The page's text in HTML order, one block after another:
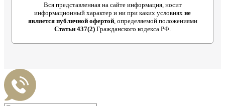
Вся представленная на сайте информация, носит
информационный характер и ни при каких условиях не
является публичной офертой, определяемой положениями
Статьи 437(2) Гражданского кодекса РФ.